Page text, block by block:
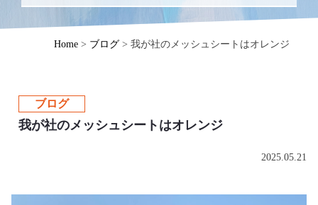
Home > ブログ > 我が社のメッシュシートはオレンジ
ブログ
我が社のメッシュシートはオレンジ
2025.05.21